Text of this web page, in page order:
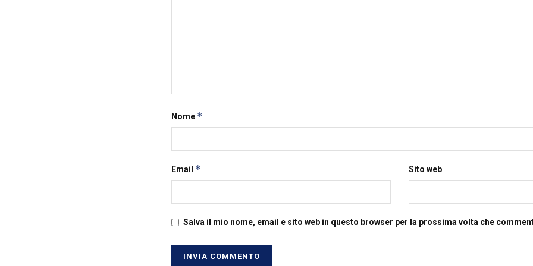
Nome *
Email * Sito web
Salva il mio nome, email e sito web in questo browser per la prossima volta che